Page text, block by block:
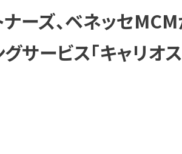
ーズ、ベネッセ
サービス「キャリオ